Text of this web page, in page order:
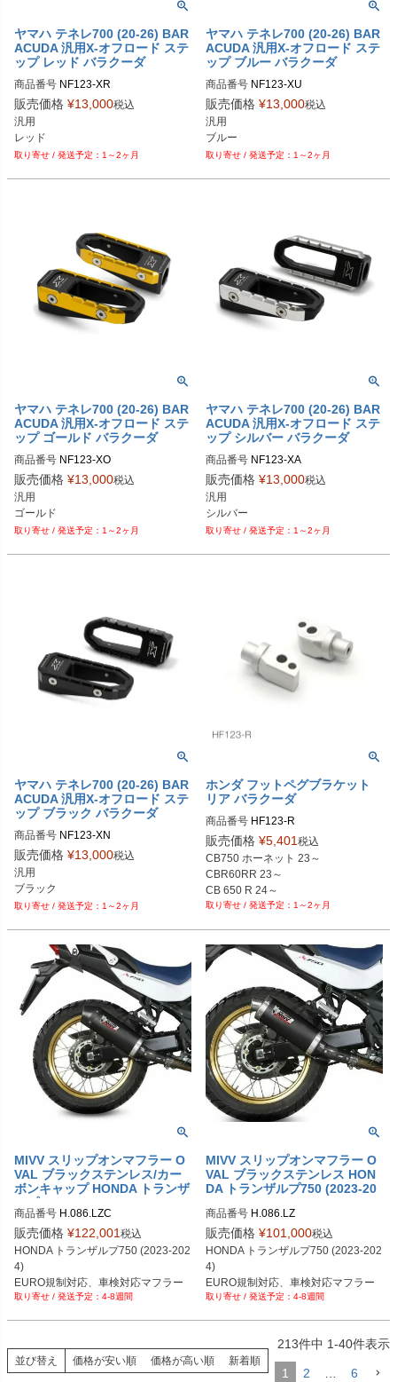
ヤマハ テネレ700 (20-26) BAR
ACUDA 汎用X-オフロード ステ
ップ レッド バラクーダ
商品番号 NF123-XR
販売価格 ¥13,000税込
汎用
レッド
1～2ヶ月
ヤマハ テネレ700 (20-26) BAR
ACUDA 汎用X-オフロード ステ
ップ ブルー バラクーダ
商品番号 NF123-XU
販売価格 ¥13,000税込
汎用
ブルー
1～2ヶ月
ヤマハ テネレ700 (20-26) BAR
ACUDA 汎用X-オフロード ステ
ップ ゴールド バラクーダ
商品番号 NF123-XO
販売価格 ¥13,000税込
汎用
ゴールド
1～2ヶ月
ヤマハ テネレ700 (20-26) BAR
ACUDA 汎用X-オフロード ステ
ップ シルバー バラクーダ
商品番号
販売価格 ¥13,000税込
汎用
シルバー
1～2ヶ月
ヤマハ テネレ700 (20-26) BAR
ACUDA 汎用X-オフロード ステ
ップ ブラック バラクーダ
商品番号 NF123-XN
販売価格 ¥13,000税込
汎用
ブラック
1～2ヶ月
ホンダ フットペグブラケット
リア バラクーダ
商品番号 HF123-R
販売価格 ¥5,401 税込
CB750 ホーネット 23～
CBR60RR 23～
CB 650 R 24～
CB 1000R 08～16
CRF1100L アフリカツイン 18～19
1～2ヶ月
MIVV スリップオンマフラー O
VAL ブラックステンレス/カー
ボンキャップ HONDA トランザ
ルプ750 (2023-2024)
商品番号 H.086.LZC
販売価格 ¥122,001 税込
HONDA トランザルプ750 (2023-202
4)
EURO規制対応、車検対応マフラー
4-8週間
MIVV スリップオンマフラー O
VAL ブラックステンレス HON
DA トランザルプ750 (2023-20
商品番号 H.086.LZ
販売価格 ¥101,000税込
HONDA トランザルプ750 (2023-202
4)
EURO規制対応、車検対応マフラー
4-8週間
並び替え 価格が安い順 価格が高い順 新着順
213件中 1-40件表示
1 2 6